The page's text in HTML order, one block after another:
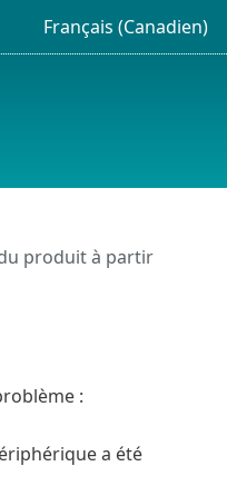
Français (Canadien)
produit à partir
:
a été